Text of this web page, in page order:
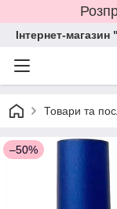
Інтернет-
Товари та
–50%